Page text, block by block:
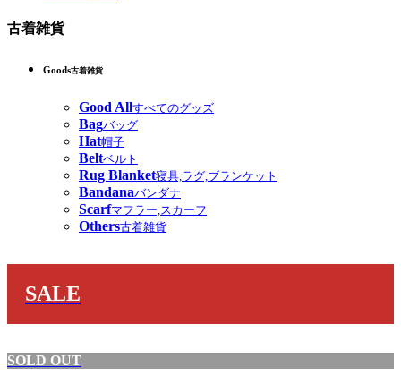
古着雑貨
Goods古着雑貨
Good Allすべてのグッズ
Bagバッグ
Hat帽子
Beltベルト
Rug Blanket寝具,ラグ,ブランケット
Bandanaバンダナ
Scarfマフラー,スカーフ
Others古着雑貨
SALE
SOLD OUT